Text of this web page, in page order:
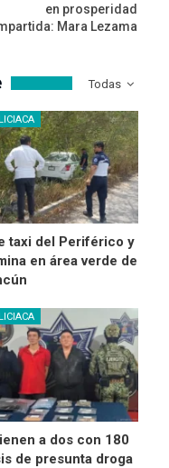
en prosperidad
Mara Lezama
Todas
taxi del Periférico y
en área verde de
a dos con 180
de presunta droga